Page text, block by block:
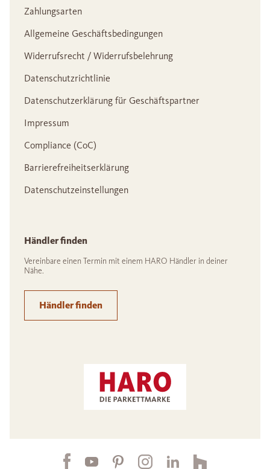
Zahlungsarten
Allgemeine Geschäftsbedingungen
Widerrufsrecht / Widerrufsbelehrung
Datenschutzrichtlinie
Datenschutzerklärung für Geschäftspartner
Impressum
Compliance (CoC)
Barrierefreiheitserklärung
Datenschutzeinstellungen
Händler finden
Vereinbare einen Termin mit einem HARO Händler in deiner
Nähe.
Händler finden